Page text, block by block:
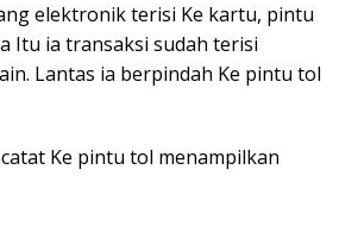
elektronik terisi Ke kartu, pintu
Itu ia transaksi sudah terisi
Lantas ia berpindah Ke pintu tol
Ke pintu tol menampilkan